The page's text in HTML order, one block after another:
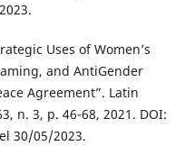
Uses of Women’s
and AntiGender
Agreement”. Latin
n. 3, p. 46-68, 2021. DOI:
30/05/2023.